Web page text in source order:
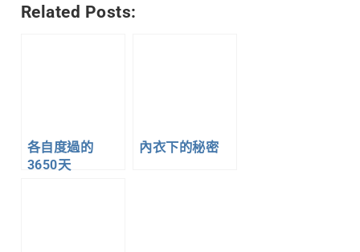
Related Posts:
各自度過的
3650天
內衣下的秘密